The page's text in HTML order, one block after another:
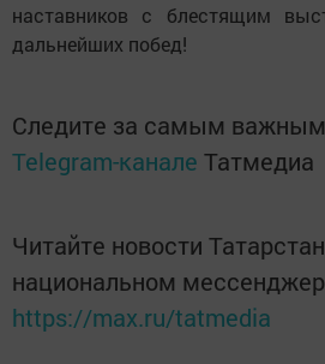
наставников с блестящим
дальнейших побед!
Следите за самым
Telegram-канале Татмедиа
Читайте новости
национальном
https://max.ru/tatmedia